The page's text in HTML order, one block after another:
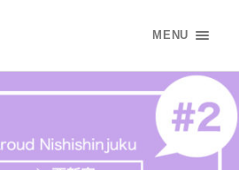
MENU